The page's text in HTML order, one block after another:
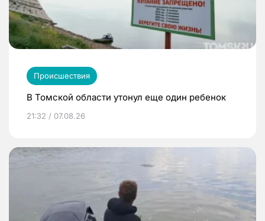
Происшествия
В Томской области утонул еще один ребенок
21:32 / 07.08.26